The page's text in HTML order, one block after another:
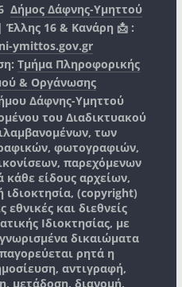
Δήμος Δάφνης-Υμηττού
Έλλης 16 & Κανάρη 📩 :
ymittos.gov.gr
Τμήμα Πληροφορικής
& Οργάνωσης
Δάφνης-Υμηττού
του Διαδικτυακού
των
φωτογραφιών,
παρεχόμενων
κάθε είδους αρχείων,
(copyright)
εθνικές και διεθνείς
Ιδιοκτησίας, με
δικαιώματα
ρητά η
αντιγραφή,
μετάδοση, διανομή,